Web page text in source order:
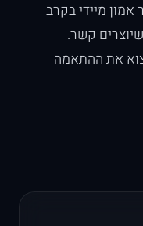
מיידי בקרב
את ההתאמה